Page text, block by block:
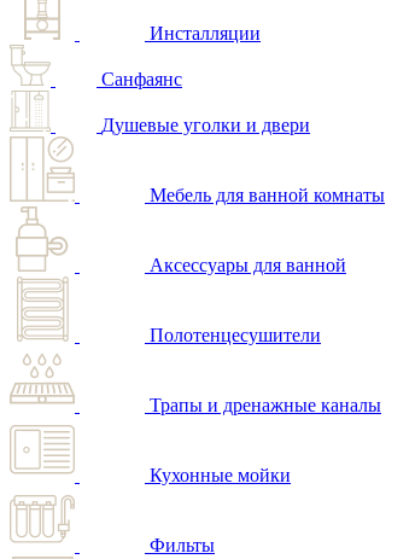
Инсталляции
Санфаянс
Душевые уголки и двери
Мебель для ванной комнаты
Аксессуары для ванной
Полотенцесушители
Трапы и дренажные каналы
Кухонные мойки
Фильты